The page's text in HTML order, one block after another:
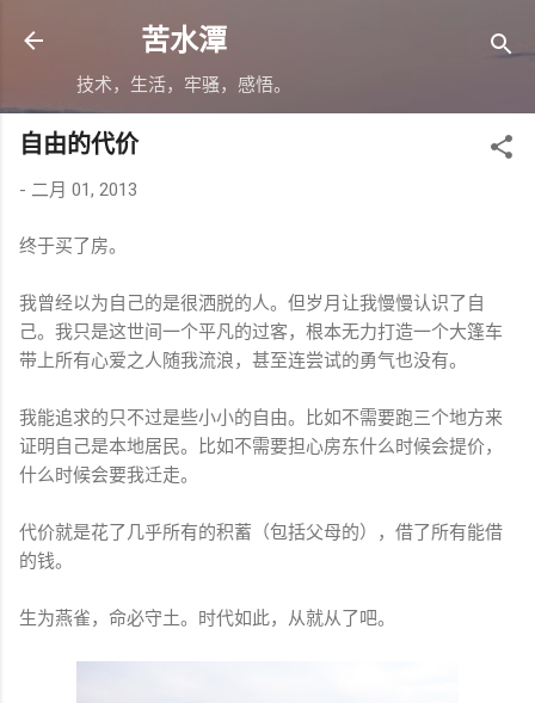
跳至主要内容
苦水潭
技术，生活，牢骚，感悟。
自由的代价
- 二月 01, 2013
终于买了房。
我曾经以为自己的是很洒脱的人。但岁月让我慢慢认识了自
己。我只是这世间一个平凡的过客，根本无力打造一个大篷车
带上所有心爱之人随我流浪，甚至连尝试的勇气也没有。
我能追求的只不过是些小小的自由。比如不需要跑三个地方来
证明自己是本地居民。比如不需要担心房东什么时候会提价，
什么时候会要我迁走。
代价就是花了几乎所有的积蓄（包括父母的），借了所有能借
的钱。
生为燕雀，命必守土。时代如此，从就从了吧。